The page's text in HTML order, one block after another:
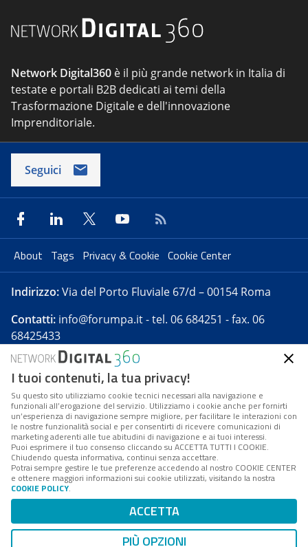
Network Digital360 è il più grande network in Italia di
testate e portali B2B dedicati ai temi della
Trasformazione Digitale e dell'innovazione
Imprenditoriale.
Seguici
About Tags Privacy & Cookie Cookie Center
Indirizzo:Via del Porto Fluviale 67/d – 00154 Roma
Contatti: info@forumpa.it- tel. 06 684251 - fax. 06
68425433
Forumpa.itè una pubblicazione telematica iscritta
presso Registro della stampa del Tribunale di Roma -
Reg. n. 182 del 2 maggio 2008 - Direttore resp. Michela
Stentella
FPA s.r.l. è società soggetta a Direzione e
Coordinamento da parte di Digital360 S.p.A. - FPA s.r.l.
è un'azienda certificata per il sistema di management
Codice Fiscale/Partita IVA n. 10693191008 - R.E.A. Roma
n. 1249791. ISP AWS
Mappa del sito
I tuoi contenuti, la tua privacy!
Su questo sito utilizziamo cookie tecnici necessari alla navigazione e
funzionali all’erogazione del servizio. Utilizziamo i cookie anche per fornirti
un’esperienza di navigazione sempre migliore, per facilitare le interazioni con
le nostre funzionalità social e per consentirti di ricevere comunicazioni di
marketing aderenti alle tue abitudini di navigazione e ai tuoi interessi.
Puoi esprimere il tuo consenso cliccando su ACCETTA TUTTI I COOKIE.
Chiudendo questa informativa, continui senza accettare.
Potrai sempre gestire le tue preferenze accedendo al nostro COOKIE CENTER
e ottenere maggiori informazioni sui cookie utilizzati, visitando la nostra
COOKIE POLICY.
ACCETTA
PIÙ OPZIONI